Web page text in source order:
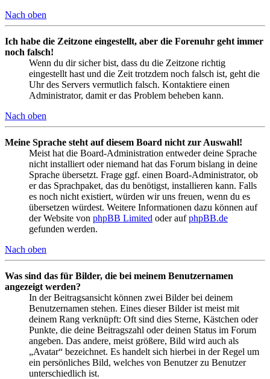
Nach oben
Ich habe die Zeitzone eingestellt, aber die Forenuhr geht immer
noch falsch!
Wenn du dir sicher bist, dass du die Zeitzone richtig
eingestellt hast und die Zeit trotzdem noch falsch ist, geht die
Uhr des Servers vermutlich falsch. Kontaktiere einen
Administrator, damit er das Problem beheben kann.
Nach oben
Meine Sprache steht auf diesem Board nicht zur Auswahl!
Meist hat die Board-Administration entweder deine Sprache
nicht installiert oder niemand hat das Forum bislang in deine
Sprache übersetzt. Frage ggf. einen Board-Administrator, ob
er das Sprachpaket, das du benötigst, installieren kann. Falls
es noch nicht existiert, würden wir uns freuen, wenn du es
übersetzen würdest. Weitere Informationen dazu können auf
der Website von phpBB Limited oder aufphpBB.de
gefunden werden.
Nach oben
Was sind das für Bilder, die bei meinem Benutzernamen
angezeigt werden?
In der Beitragsansicht können zwei Bilder bei deinem
Benutzernamen stehen. Eines dieser Bilder ist meist mit
deinem Rang verknüpft: Oft sind dies Sterne, Kästchen oder
Punkte, die deine Beitragszahl oder deinen Status im Forum
angeben. Das andere, meist größere, Bild wird auch als
„Avatar“ bezeichnet. Es handelt sich hierbei in der Regel um
ein persönliches Bild, welches von Benutzer zu Benutzer
unterschiedlich ist.